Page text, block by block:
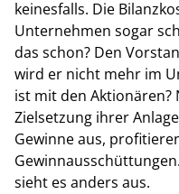
keinesfalls. Die
Unternehmen sogar
das schon? Den
wird er nicht mehr im
ist mit den Aktionären?
Zielsetzung ihrer
Gewinne aus,
sieht es anders aus.